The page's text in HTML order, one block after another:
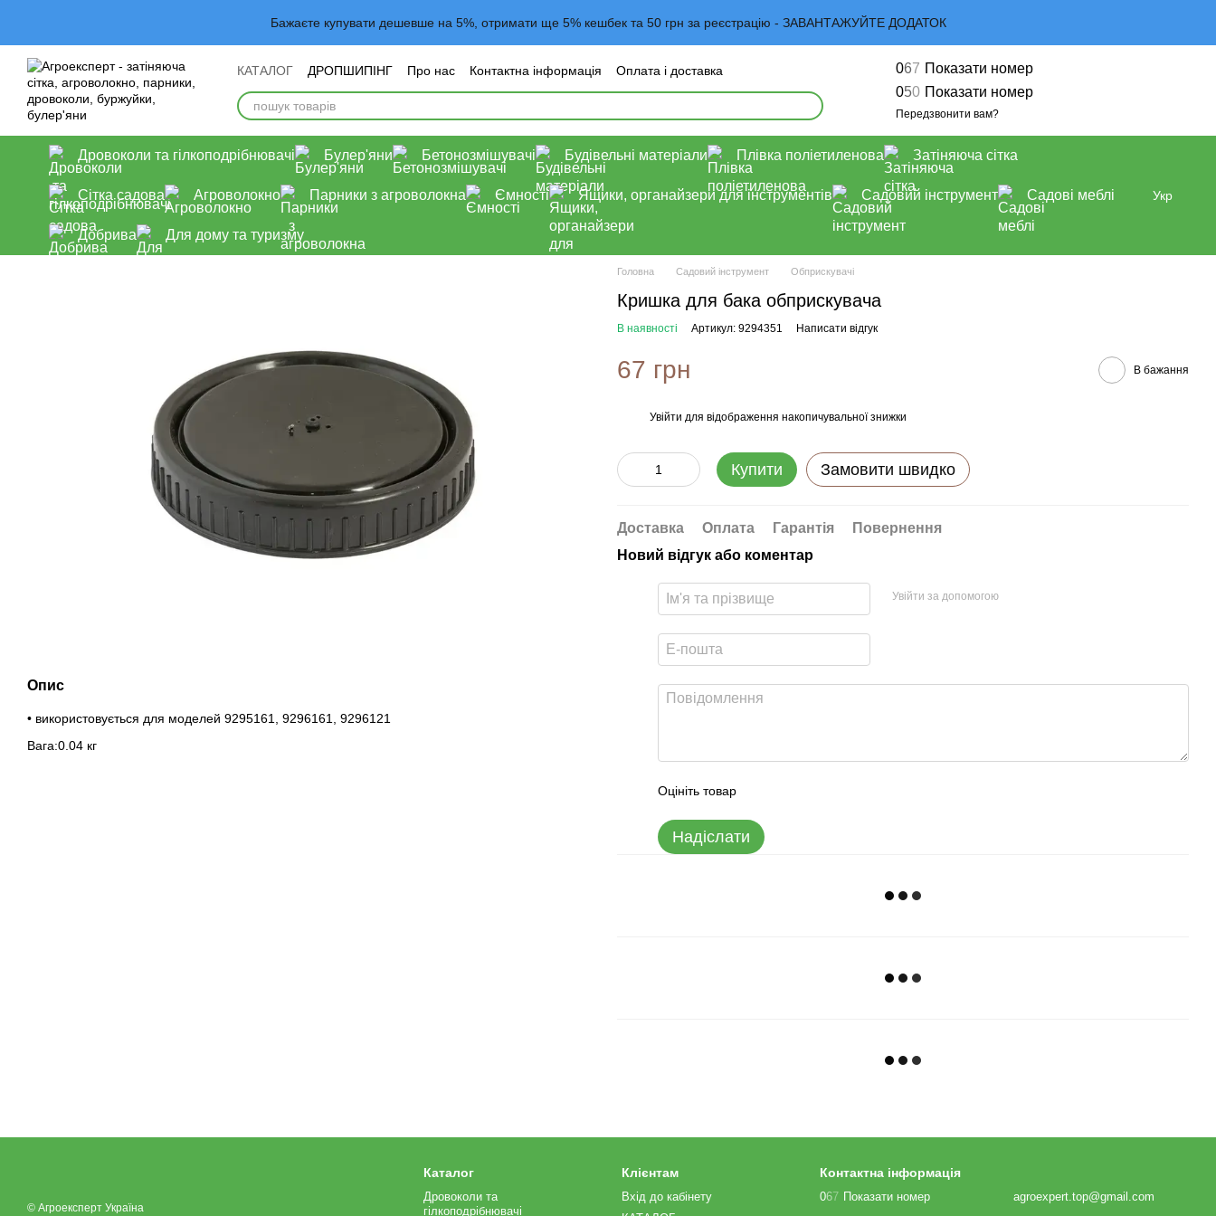
Бажаєте купувати дешевше на 5%, отримати ще 5% кешбек та 50 грн за реєстрацію - ЗАВАНТАЖУЙТЕ ДОДАТОК
КАТАЛОГ ДРОПШИПІНГ Про нас Контактна інформація
Оплата і доставка
Обмін та повернення
Угода користувача Договор оферта Блог
067 Показати номер
050 Показати номер
Передзвонити вам?
Дровоколи та гілкоподрібнювачі Булер'яни Бетонозмішувачі Будівельні матеріали Плівка поліетиленова Затіняюча сітка
Сітка садова Агроволокно Парники з агроволокна Ємності Ящики, органайзери для інструментів Садовий інструмент Садові меблі
Добрива Для дому та туризму
Укр
Опис
• використовується для моделей 9295161, 9296161, 9296121
Вага:0.04 кг
Головна Садовий інструмент Обприскувачі
Кришка для бака обприскувача
В наявності Артикул: 9294351 Написати відгук
67 грн В бажання
Увійти для відображення накопичувальної знижки
Купити Замовити швидко
Доставка Оплата Гарантія
Повернення
Новий відгук або коментар
Увійти за допомогою
Оцініть товар
Надіслати
© Агроексперт Україна
Каталог
Дровоколи та
гілкоподрібнювачі
Клієнтам
Вхід до кабінету
Контактна інформація
067 Показати номер
agroexpert.top@gmail.com